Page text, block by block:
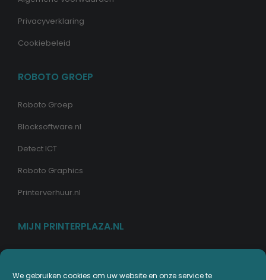
We gebruiken cookies om uw website en onze service te
Privacyverklaring
Cookiebeleid
ROBOTO GROEP
Roboto Groep
Blocksoftware.nl
Detect ICT
Roboto Graphics
Printerverhuur.nl
MIJN PRINTERPLAZA.NL
Mijn Printerpunten